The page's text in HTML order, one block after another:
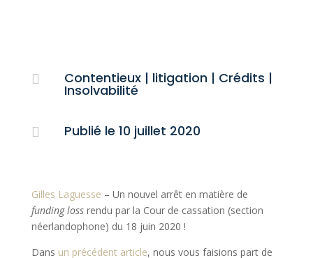
 Contentieux | litigation | Crédits |
Insolvabilité
 Publié le 10 juillet 2020
Gilles Laguesse – Un nouvel arrêt en matière de
funding lossrendu par la Cour de cassation (section
néerlandophone) du 18 juin 2020 !
Dans un précédent article, nous vous faisions part de